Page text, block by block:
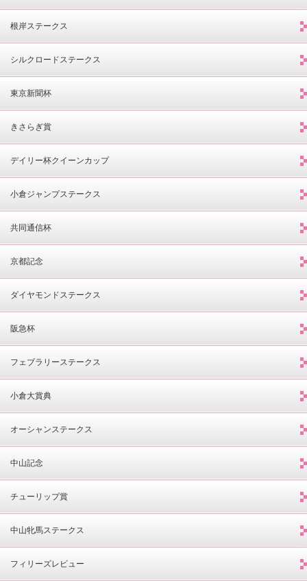
根岸ステークス
シルクロードステークス
東京新聞杯
きさらぎ賞
デイリー杯クイーンカップ
小倉ジャンプステークス
共同通信杯
京都記念
ダイヤモンドステークス
阪急杯
フェブラリーステークス
小倉大賞典
オーシャンステークス
中山記念
チューリップ賞
中山牝馬ステークス
フィリーズレビュー